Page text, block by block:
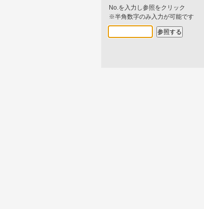
No.を入力し参照をクリック
※半角数字のみ入力が可能です